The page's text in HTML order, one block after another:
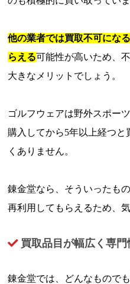
他の業者では買取不可にな
らえる可能性が高いため、
大きなメリットでしょう。
ゴルフウェアは野外スポー
購入してから5年以上経つ
くありません。
錬金堂なら、そういったも
再利用してもらえるため、
買取品目が幅広く専門
錬金堂では、どんなもので